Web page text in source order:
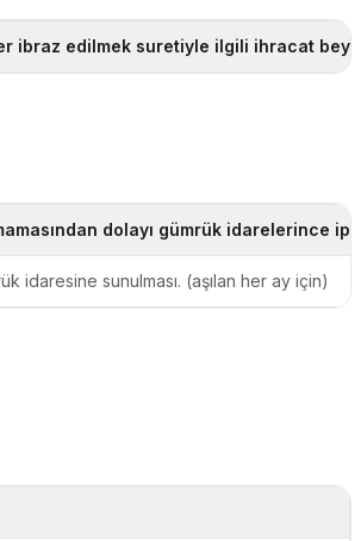
edilmek suretiyle ilgili ihracat
dolayı gümrük idarelerince
idaresine sunulması. (aşılan her ay için)